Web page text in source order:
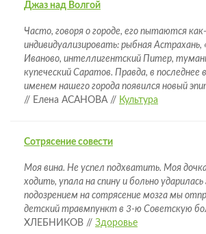
Джаз над Волгой
Часто, говоря о городе, его пытаются
индивидуализировать: рыбная Астрахань,
Иваново, интеллигентский Питер,
купеческий Саратов. Правда, в последнее
именем нашего города появился новый
// Елена АСАНОВА // Культура
Сотрясение совести
Моя вина. Не успел подхватить. Моя
ходить, упала на спину и больно
подозрением на сотрясение мозга мы
детский травмпункт в 3-ю Советскую
ХЛЕБНИКОВ // Здоровье